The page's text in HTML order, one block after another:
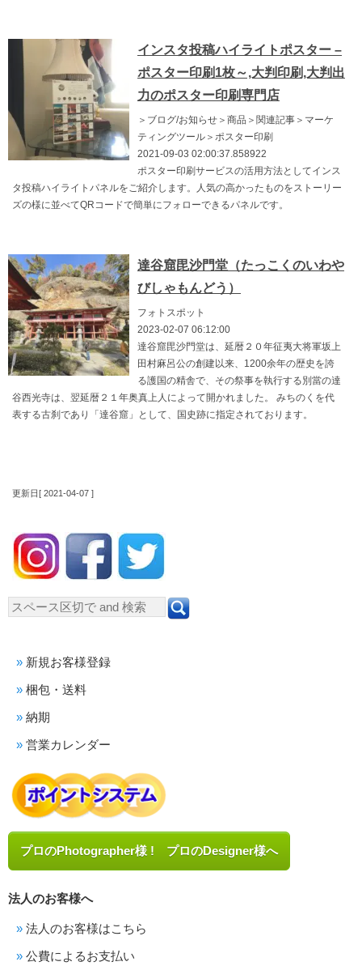
インスタ投稿ハイライトポスター –
ポスター印刷1枚～,大判印刷,大判出
力のポスター印刷専門店
＞ブログ/お知らせ＞商品＞関連記事＞マーケ
ティングツール＞ポスター印刷
2021-09-03 02:00:37.858922
ポスター印刷サービスの活用方法としてインス
タ投稿ハイライトパネルをご紹介します。人気の高かったものをストーリー
ズの様に並べてQRコードで簡単にフォローできるパネルです。
達谷窟毘沙門堂（たっこくのいわや
びしゃもんどう）
フォトスポット
2023-02-07 06:12:00
達谷窟毘沙門堂は、延暦２０年征夷大将軍坂上
田村麻呂公の創建以来、1200余年の歴史を誇
る護国の精舎で、その祭事を執行する別當の達
谷西光寺は、翌延暦２１年奥真上人によって開かれました。 みちのくを代
表する古刹であり「達谷窟」として、国史跡に指定されております。
更新日[ 2021-04-07 ]
新規お客様登録
梱包・送料
納期
営業カレンダー
プロのPhotographer様 ! プロのDesigner様へ
法人のお客様へ
法人のお客様はこちら
公費によるお支払い